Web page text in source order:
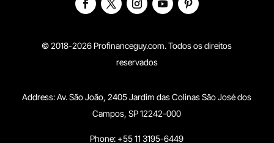
© 2018-2026 Profinanceguy.com. Todos os direitos
reservados
Address:Av. São João, 2405 Jardim das Colinas São José dos
Campos, SP 12242-000
Phone: +55 11 3195-6449